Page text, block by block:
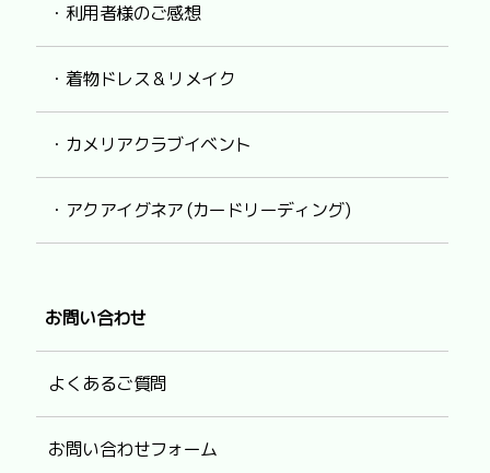
・利用者様のご感想
・着物ドレス & リメイク
・カメリアクラブイベント
・アクアイグネア (カードリーディング)
お問い合わせ
よくあるご質問
お問い合わせフォーム